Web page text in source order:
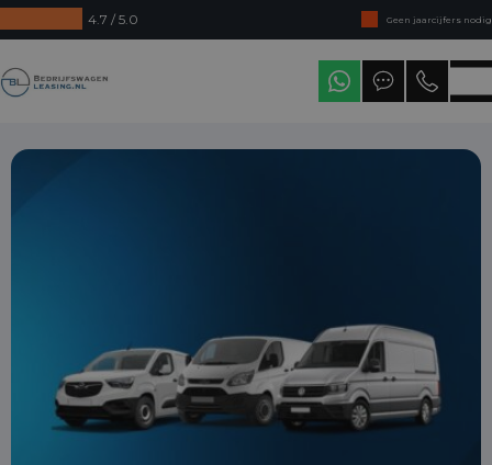
4.7 / 5.0
Geen jaarcijfers nodig
Direct uit voorraad leverbaar
Levering in heel Nederland